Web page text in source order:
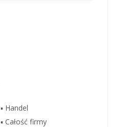
▪ Handel
▪ Całość firmy